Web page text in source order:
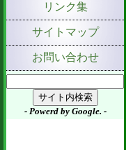
リンク集
サイトマップ
お問い合わせ
- Powerd by Google. -